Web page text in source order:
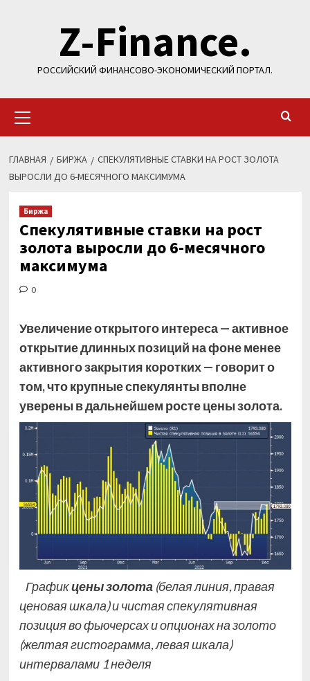
содержимомуZ-Finance.
РОССИЙСКИЙ ФИНАНСОВО-ЭКОНОМИЧЕСКИЙ ПОРТАЛ.
меню
ГЛАВНАЯ БИРЖА
СПЕКУЛЯТИВНЫЕ СТАВКИ НА РОСТ ЗОЛОТА
ВЫРОСЛИ ДО 6-МЕСЯЧНОГО МАКСИМУМА
Биржа
Спекулятивные ставки на рост
золота выросли до 6-месячного
максимума
0
Увеличение открытого интереса — активное
открытие длинных позиций на фоне менее
активного закрытия коротких — говорит о
том, что крупные спекулянты вполне
уверены в дальнейшем росте цены золота.
Графикцены золота(белая линия, правая
ценовая шкала) и чистая спекулятивная
позиция во фьючерсах и опционах на золото
(желтая гистограмма, левая шкала)
интервалами 1 неделя